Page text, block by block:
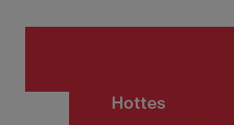
Hottes